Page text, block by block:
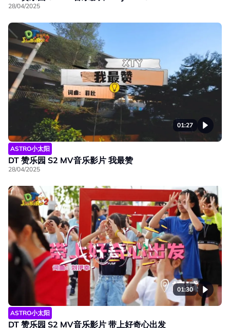
28/04/2025
01:27
ASTRO小太阳
DT 赞乐园 S2 MV音乐影片 我最赞
28/04/2025
01:30
ASTRO小太阳
DT 赞乐园 S2 MV音乐影片 带上好奇心出发